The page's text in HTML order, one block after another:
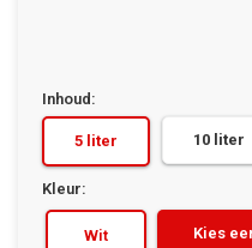
Inhoud:
5 liter 10 liter
Kleur:
Wit Kies